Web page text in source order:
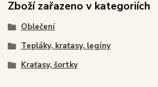
Zboží zařazeno v kategoriích
Oblečení
Tepláky, kraťasy, legíny
Kraťasy, šortky